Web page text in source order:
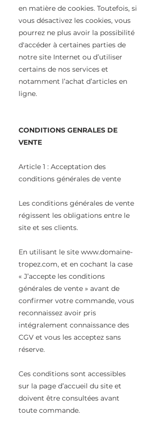
en matière de cookies. Toutefois, si
vous désactivez les cookies, vous
pourrez ne plus avoir la possibilité
d'accéder à certaines parties de
notre site Internet ou d’utiliser
certains de nos services et
notamment l’achat d’articles en
ligne.
CONDITIONS GENRALES DE
VENTE
Article 1 : Acceptation des
conditions générales de vente
Les conditions générales de vente
régissent les obligations entre le
site et ses clients.
En utilisant le site www.domaine-
tropez.com, et en cochant la case
« J’accepte les conditions
générales de vente » avant de
confirmer votre commande, vous
reconnaissez avoir pris
intégralement connaissance des
CGV et vous les acceptez sans
réserve.
Ces conditions sont accessibles
sur la page d’accueil du site et
doivent être consultées avant
toute commande.